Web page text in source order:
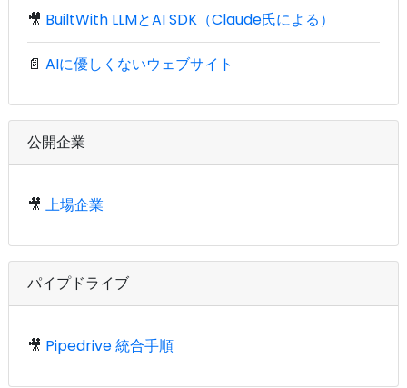
🎥 BuiltWith LLMとAI SDK（Claude氏による）
📄 AIに優しくないウェブサイト
公開企業
🎥 上場企業
パイプドライブ
🎥 Pipedrive 統合手順